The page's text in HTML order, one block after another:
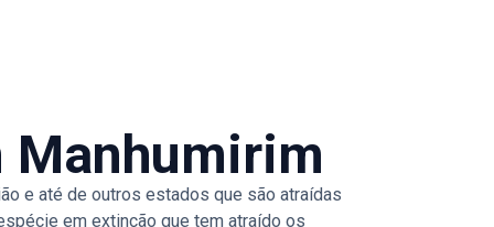
Manhumirim
e até de outros estados que são atraídas
em extinção que tem atraído os